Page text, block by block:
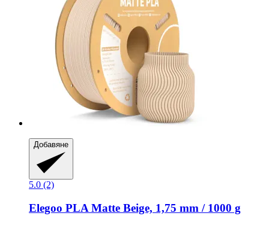
Добавяне
5.0 (2)
Elegoo PLA Matte Beige, 1,75 mm / 1000 g